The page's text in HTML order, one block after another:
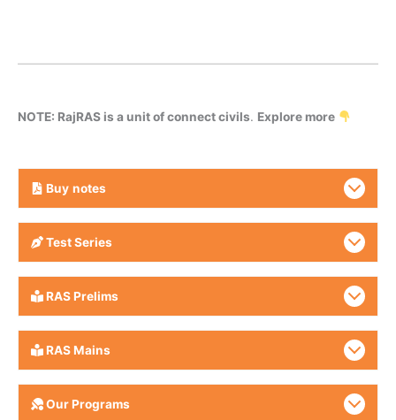
NOTE: RajRAS is a unit of connect civils. Explore more
Buy notes
Test Series
RAS Prelims
RAS Mains
Our Programs